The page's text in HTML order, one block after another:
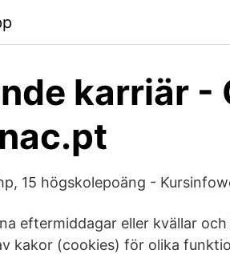
karriär -
15 högskolepoäng -
eftermiddagar eller kvällar
kakor (cookies) för olika